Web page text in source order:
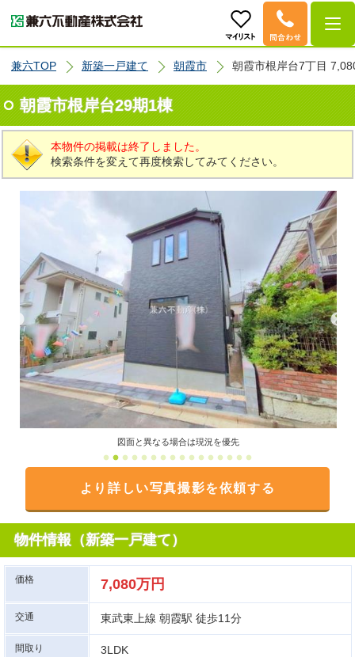
兼六TOP 新築一戸建て 朝霞市 朝霞市根岸台7丁目
朝霞市根岸台29期1棟
本物件の掲載は終了しました。
検索条件を変えて再度検索してみてください。
図面と異なる場合は現況を優先
より詳しい写真撮影を依頼する
物件情報（新築一戸建て）
価格 7,080万円
交通 東武東上線 朝霞駅 徒歩11分
間取り 3LDK